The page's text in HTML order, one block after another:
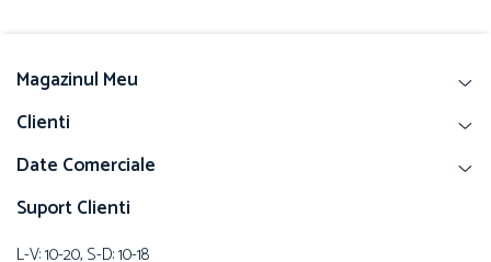
Magazinul Meu
Clienti
Date Comerciale
Suport Clienti
L-V: 10-20, S-D: 10-18